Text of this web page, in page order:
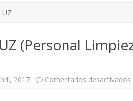
UZ
(Personal
2017 Comentarios desactivados